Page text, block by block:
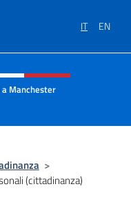
IT EN
e menù
Manchester
>
(cittadinanza)